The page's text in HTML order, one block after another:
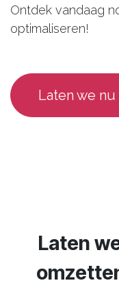
Ontdek vandaag
optimaliseren!
Laten we
Laten